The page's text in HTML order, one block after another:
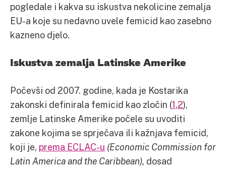
pogledale i kakva su iskustva nekolicine zemalja
EU-a koje su nedavno uvele femicid kao zasebno
kazneno djelo.
Iskustva zemalja Latinske Amerike
Počevši od 2007. godine, kada je Kostarika
zakonski definirala femicid kao zločin (1,2),
zemlje Latinske Amerike počele su uvoditi
zakone kojima se sprječava ili kažnjava femicid,
koji je, prema ECLAC-u (Economic Commission for
Latin America and the Caribbean), dosad